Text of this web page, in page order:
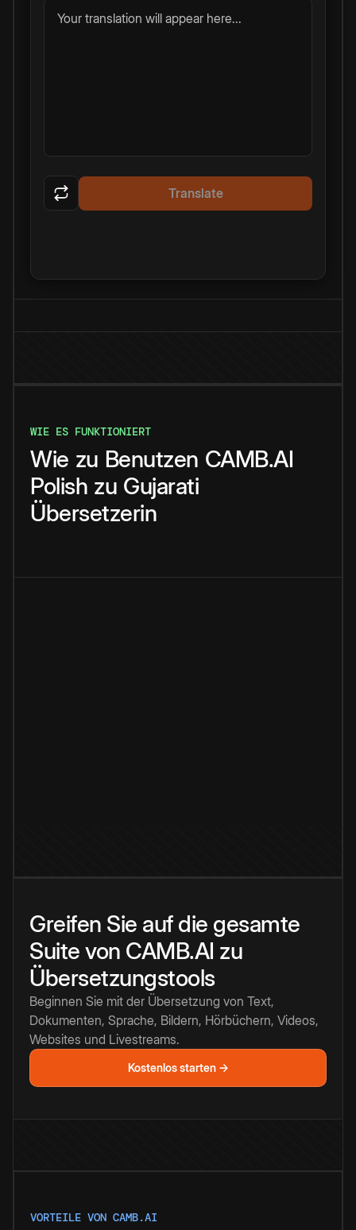
Your translation will appear here...
Translate
WIE ES FUNKTIONIERT
Wie zu Benutzen CAMB.AI
Polish zu Gujarati
Übersetzerin
Greifen Sie auf die gesamte
Suite von CAMB.AI zu
Übersetzungstools
Beginnen Sie mit der Übersetzung von Text,
Dokumenten, Sprache, Bildern, Hörbüchern, Videos,
Websites und Livestreams.
Kostenlos starten →
VORTEILE VON CAMB.AI